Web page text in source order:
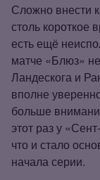
Сложно внести
столь короткое
есть ещё
матче «Блюз»
Ландескога и
вполне
больше
этот раз у
что и стало
начала серии.